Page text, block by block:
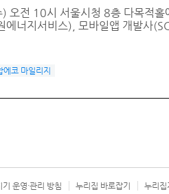
오전 10시 서울시청 8층 다목적
에너지서비스), 모바일앱 개발사
에코 마일리지
운영·관리 방침 누리집 바로잡기 누리집